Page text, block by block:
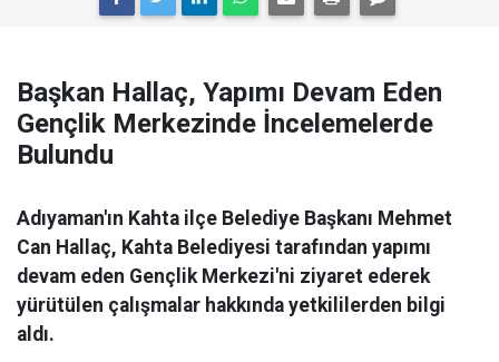
Başkan Hallaç, Yapımı Devam Eden
Gençlik Merkezinde İncelemelerde
Bulundu
Adıyaman'ın Kahta ilçe Belediye Başkanı Mehmet
Can Hallaç, Kahta Belediyesi tarafından yapımı
devam eden Gençlik Merkezi'ni ziyaret ederek
yürütülen çalışmalar hakkında yetkililerden bilgi
aldı.